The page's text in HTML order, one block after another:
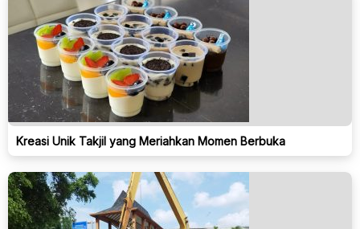
Kreasi Unik Takjil yang Meriahkan Momen Berbuka